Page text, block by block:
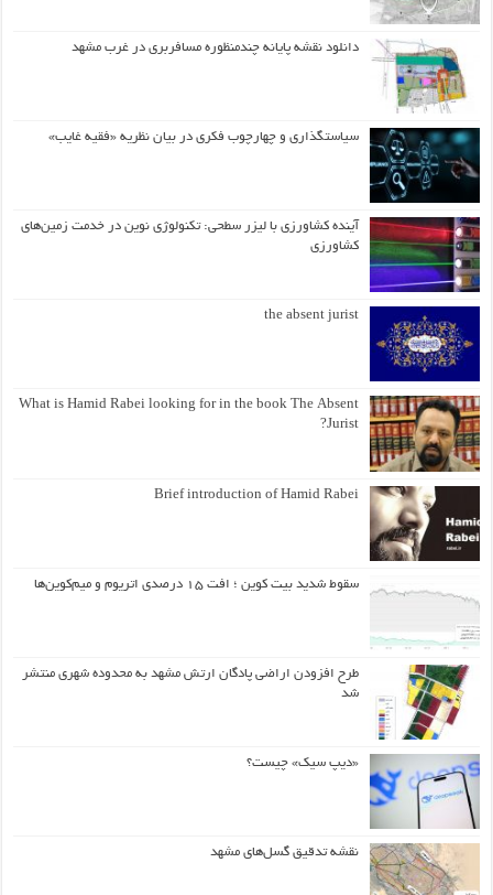
دانلود نقشه پایانه چندمنظوره مسافربری در غرب مشهد
سیاستگذاری و چهارچوب فکری در بیان نظریه «فقیه غایب»
آینده کشاورزی با لیزر سطحی: تکنولوژی نوین در خدمت زمین‌های
کشاورزی
the absent jurist
What is Hamid Rabei looking for in the book The Absent
Jurist?
Brief introduction of Hamid Rabei
سقوط شدید بیت کوین ؛ افت ۱۵ درصدی اتریوم و میم‌کوین‌ها
طرح افزودن اراضی پادگان ارتش مشهد به محدوده شهری منتشر
شد
«دیپ سیک» چیست؟
نقشه تدقیق گسل‌های مشهد